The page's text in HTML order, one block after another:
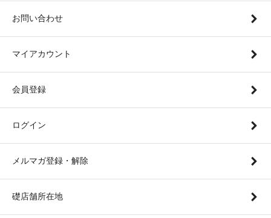
お問い合わせ
マイアカウント
会員登録
ログイン
メルマガ登録・解除
礎店舗所在地